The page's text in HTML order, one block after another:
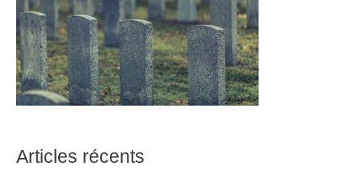
Articles récents